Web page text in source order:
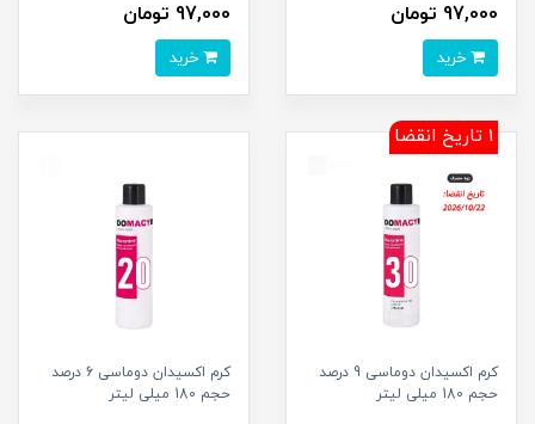
97,000 تومان 97,000 تومان
1 تاریخ انقضا
کرم اکسیدان دوماسی 9 درصد
حجم 180 میلی لیتر
کرم اکسیدان دوماسی 6 درصد
حجم 180 میلی لیتر